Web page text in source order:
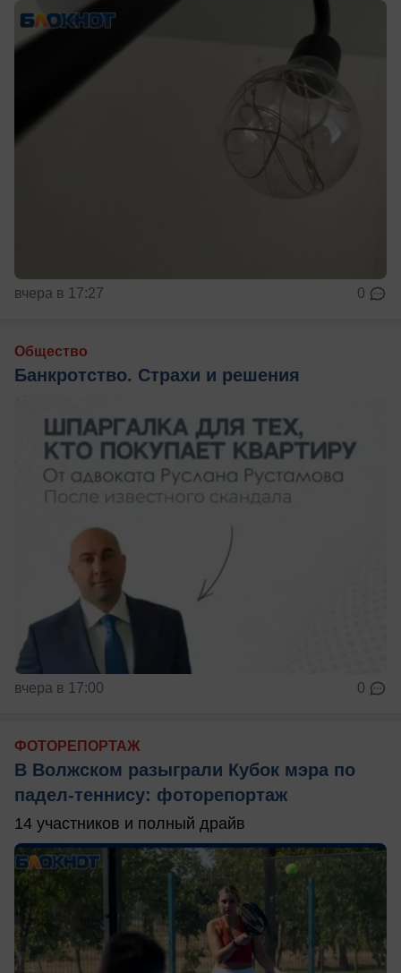
вчера в 17:27 0
Общество
Банкротство. Страхи и решения
вчера в 17:00 0
ФОТОРЕПОРТАЖ
В Волжском разыграли Кубок мэра по
падел-теннису: фоторепортаж
14 участников и полный драйв